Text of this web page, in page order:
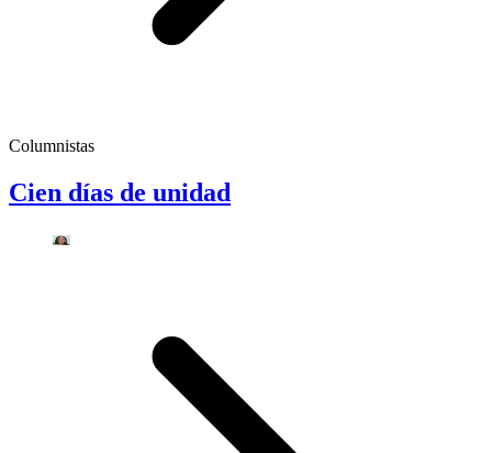
Columnistas
Cien días de unidad